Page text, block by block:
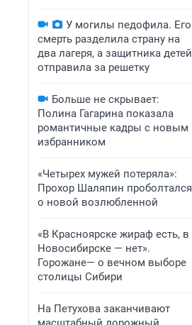
У могилы педофила. Его
смерть разделила страну на
два лагеря, а защитника детей
отправила за решетку
Больше не скрывает:
Полина Гагарина показала
романтичные кадры с новым
избранником
«Четырех мужей потеряла»:
Прохор Шаляпин проболтался
о новой возлюбленной
«В Красноярске жираф есть, в
Новосибирске — нет».
Горожане— о вечном выборе
столицы Сибири
На Петухова заканчивают